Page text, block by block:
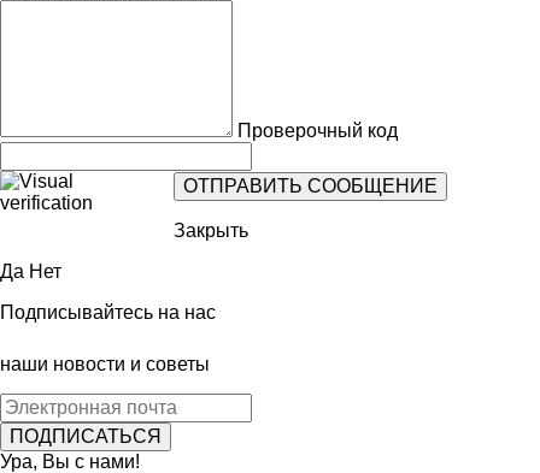
Проверочный код
Закрыть
Да Нет
Подписывайтесь на нас
наши новости и советы
Ура, Вы с нами!